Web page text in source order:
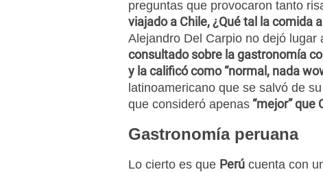
preguntas que provocaron tanto
viajado a Chile, ¿Qué tal la comida
Alejandro Del Carpio no dejó lugar
consultado sobre la gastronomía
y la calificó como “normal, nada
latinoamericano que se salvó de
que consideró apenas “mejor” que
Gastronomía peruana
Lo cierto es que Perú cuenta con